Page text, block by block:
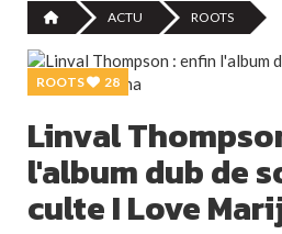
ACTU ROOTS
ROOTS 28
Linval
l'album dub de
culte I Love